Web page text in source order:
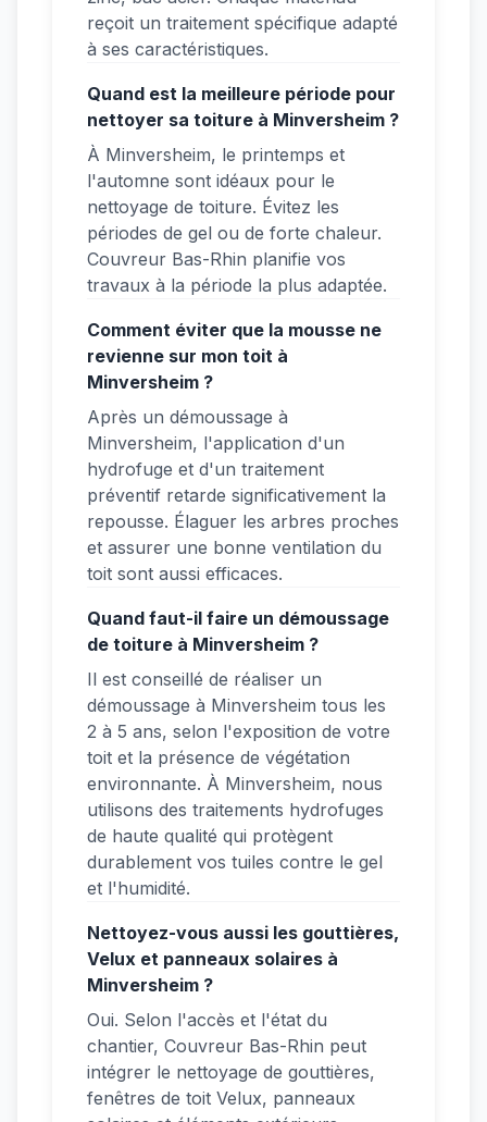
reçoit un traitement spécifique adapté
à ses caractéristiques.
Quand est la meilleure période pour
nettoyer sa toiture à Minversheim ?
À Minversheim, le printemps et
l'automne sont idéaux pour le
nettoyage de toiture. Évitez les
périodes de gel ou de forte chaleur.
Couvreur Bas-Rhin planifie vos
travaux à la période la plus adaptée.
Comment éviter que la mousse ne
revienne sur mon toit à
Minversheim ?
Après un démoussage à
Minversheim, l'application d'un
hydrofuge et d'un traitement
préventif retarde significativement la
repousse. Élaguer les arbres proches
et assurer une bonne ventilation du
toit sont aussi efficaces.
Quand faut-il faire un démoussage
de toiture à Minversheim ?
Il est conseillé de réaliser un
démoussage à Minversheim tous les
2 à 5 ans, selon l'exposition de votre
toit et la présence de végétation
environnante. À Minversheim, nous
utilisons des traitements hydrofuges
de haute qualité qui protègent
durablement vos tuiles contre le gel
et l'humidité.
Nettoyez-vous aussi les gouttières,
Velux et panneaux solaires à
Minversheim ?
Oui. Selon l'accès et l'état du
chantier, Couvreur Bas-Rhin peut
intégrer le nettoyage de gouttières,
fenêtres de toit Velux, panneaux